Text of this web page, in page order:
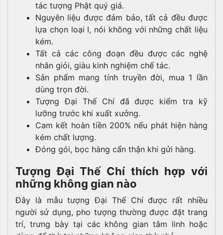
tác tượng Phật quý giá.
Nguyên liệu được đảm bảo, tất cả đều được
lựa chọn loại I, nói không với những chất liệu
kém.
Tất cả các công đoạn đều được các nghệ
nhân giỏi, giàu kinh nghiệm chế tác.
Sản phẩm mang tính truyền đời, mua 1 lần
dùng trọn đời.
Tượng Đại Thế Chí đã được kiểm tra kỹ
lưỡng trước khi xuất xưởng.
Cam kết hoàn tiền 200% nếu phát hiện hàng
kém chất lượng.
Đóng gói, bọc hàng cẩn thận khi gửi hàng.
Tượng Đại Thế Chí thích hợp với
những không gian nào
Đây là mẫu tượng Đại Thế Chí được rất nhiều
người sử dụng, pho tượng thường được đặt trang
trí, trưng bày tại các không gian tâm linh hoặc